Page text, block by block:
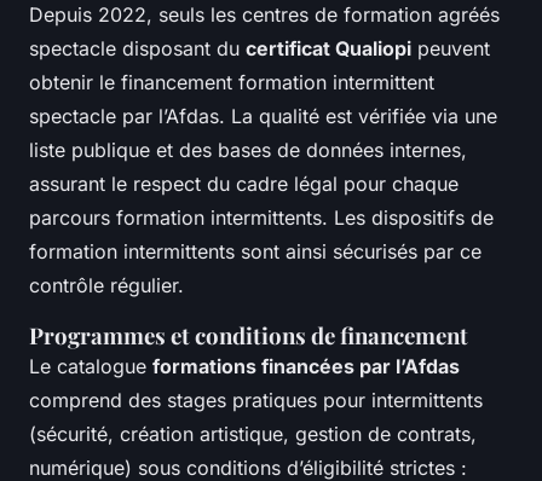
Depuis 2022, seuls les centres de formation agréés
spectacle disposant du certificat Qualiopi peuvent
obtenir le financement formation intermittent
spectacle par l’Afdas. La qualité est vérifiée via une
liste publique et des bases de données internes,
assurant le respect du cadre légal pour chaque
parcours formation intermittents. Les dispositifs de
formation intermittents sont ainsi sécurisés par ce
contrôle régulier.
Programmes et conditions de financement
Le catalogue formations financées par l’Afdas
comprend des stages pratiques pour intermittents
(sécurité, création artistique, gestion de contrats,
numérique) sous conditions d’éligibilité strictes :